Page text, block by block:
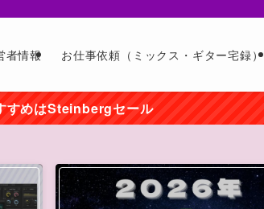
者情報 お仕事依頼（ミックス・ギター宅録）
すめはSteinbergセール